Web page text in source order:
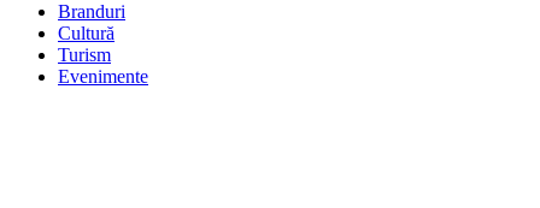
Branduri
Cultură
Turism
Evenimente